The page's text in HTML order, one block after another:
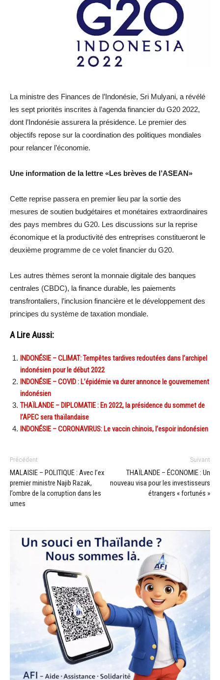
La ministre des Finances de l’Indonésie, Sri Mulyani, a révélé
les sept priorités inscrites à l’agenda financier du G20 2022,
dont l’Indonésie assurera la présidence. Le premier des
objectifs repose sur la coordination des politiques mondiales
pour relancer l’économie.
Une information de la lettre «Les brèves de l’ASEAN»
Cette reprise passera en premier lieu par la sortie des
mesures de soutien budgétaires et monétaires extraordinaires
des pays membres du G20. Les discussions sur la reprise
économique et la productivité des entreprises constitueront le
deuxième programme de ce volet financier du G20.
Les autres thèmes seront la monnaie digitale des banques
centrales (CBDC), la finance durable, les paiements
transfrontaliers, l’inclusion financière et le développement des
principes du système de taxation mondiale.
A Lire Aussi:
INDONÉSIE – CLIMAT: Tempêtes tardives redoutées dans l’archipel
indonésien pour le début 2022
INDONÉSIE – COVID : L’épidémie va durer annonce le gouvernement
indonésien
THAÏLANDE – DIPLOMATIE : En 2022, la présidence du sommet de
l’APEC sera thaïlandaise
INDONÉSIE – CORONAVIRUS: Le vaccin chinois, l’espoir indonésien
Précédent
MALAISIE – POLITIQUE : Avec l’ex
premier ministre Najib Razak,
l’ombre de la corruption dans les
urnes
Suivant
THAÏLANDE – ÉCONOMIE : Un
nouveau visa pour les investisseurs
étrangers « fortunés »